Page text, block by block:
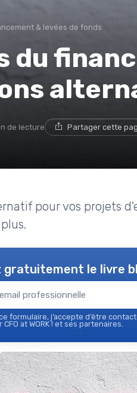
& levées de fonds
du
de lecture Partager cette
pour vos projets
gratuitement le livre
formulaire, j’accepte d’être
at WORK ! et ses partenaires.